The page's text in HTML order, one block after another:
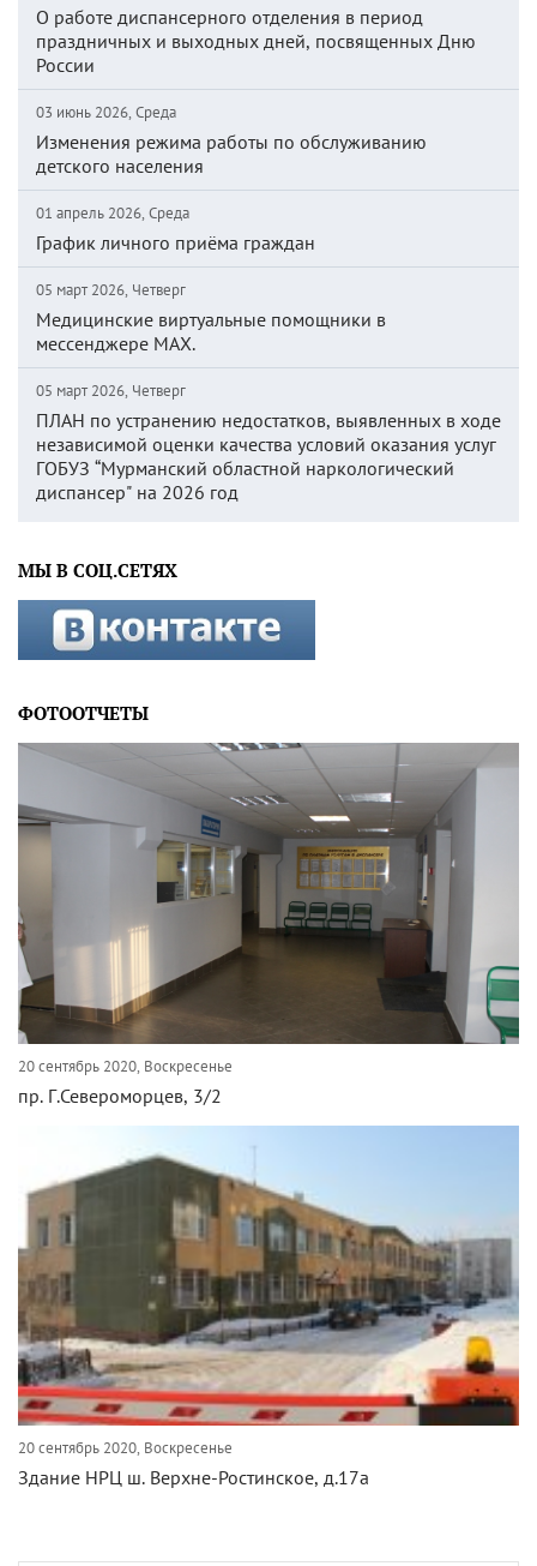
О работе диспансерного отделения в период
праздничных и выходных дней, посвященных Дню
России
03 июнь 2026, Среда
Изменения режима работы по обслуживанию
детского населения
01 апрель 2026, Среда
График личного приёма граждан
05 март 2026, Четверг
Медицинские виртуальные помощники в
мессенджере MAX.
05 март 2026, Четверг
ПЛАН по устранению недостатков, выявленных в ходе
независимой оценки качества условий оказания услуг
ГОБУЗ “Мурманский областной наркологический
диспансер" на 2026 год
МЫ В СОЦ.СЕТЯХ
ФОТООТЧЕТЫ
20 сентябрь 2020, Воскресенье
пр. Г.Североморцев, 3/2
20 сентябрь 2020, Воскресенье
Здание НРЦ ш. Верхне-Ростинское, д.17а